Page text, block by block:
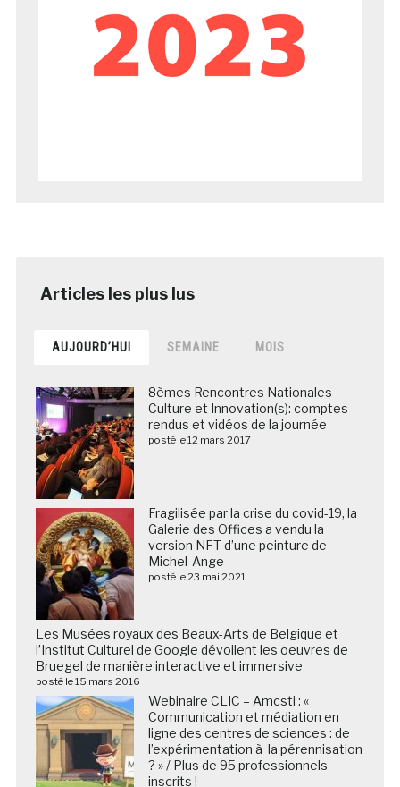
AUJOURD’HUI SEMAINE MOIS
8èmes Rencontres Nationales
Culture et Innovation(s): comptes-
rendus et vidéos de la journée
posté le 12 mars 2017
Fragilisée par la crise du covid-19, la
Galerie des Offices a vendu la
version NFT d’une peinture de
Michel-Ange
posté le 23 mai 2021
Les Musées royaux des Beaux-Arts de Belgique et
l’Institut Culturel de Google dévoilent les oeuvres de
Bruegel de manière interactive et immersive
posté le 15 mars 2016
Webinaire CLIC – Amcsti : «
Communication et médiation en
ligne des centres de sciences : de
l’expérimentation à la pérennisation
? » / Plus de 95 professionnels
inscrits !